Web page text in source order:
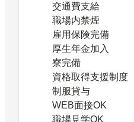
交通費支給
職場内禁煙
雇用保険完備
厚生年金加入
寮完備
資格取得支援制度
制服貸与
WEB面接OK
職場見学OK